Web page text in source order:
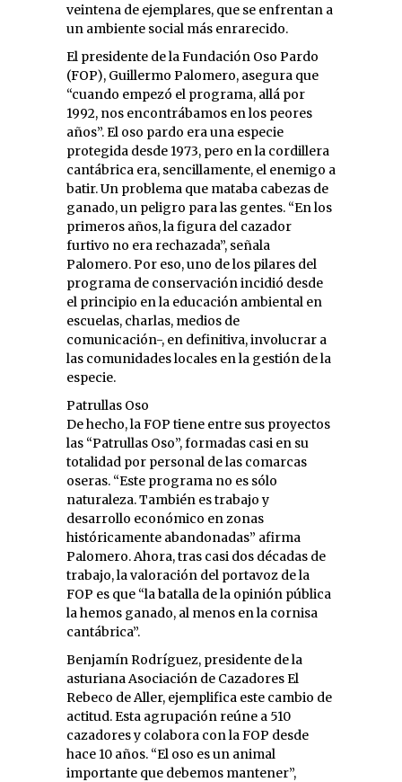
veintena de ejemplares, que se enfrentan a
un ambiente social más enrarecido.
El presidente de la Fundación Oso Pardo
(FOP), Guillermo Palomero, asegura que
“cuando empezó el programa, allá por
1992, nos encontrábamos en los peores
años”. El oso pardo era una especie
protegida desde 1973, pero en la cordillera
cantábrica era, sencillamente, el enemigo a
batir. Un problema que mataba cabezas de
ganado, un peligro para las gentes. “En los
primeros años, la figura del cazador
furtivo no era rechazada”, señala
Palomero. Por eso, uno de los pilares del
programa de conservación incidió desde
el principio en la educación ambiental en
escuelas, charlas, medios de
comunicación-, en definitiva, involucrar a
las comunidades locales en la gestión de la
especie.
Patrullas Oso
De hecho, la FOP tiene entre sus proyectos
las “Patrullas Oso”, formadas casi en su
totalidad por personal de las comarcas
oseras. “Este programa no es sólo
naturaleza. También es trabajo y
desarrollo económico en zonas
históricamente abandonadas” afirma
Palomero. Ahora, tras casi dos décadas de
trabajo, la valoración del portavoz de la
FOP es que “la batalla de la opinión pública
la hemos ganado, al menos en la cornisa
cantábrica”.
Benjamín Rodríguez, presidente de la
asturiana Asociación de Cazadores El
Rebeco de Aller, ejemplifica este cambio de
actitud. Esta agrupación reúne a 510
cazadores y colabora con la FOP desde
hace 10 años. “El oso es un animal
importante que debemos mantener”,